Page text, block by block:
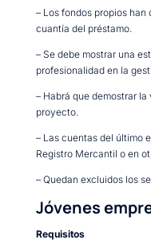
– Los fondos propios han
cuantía del préstamo.
– Se debe mostrar una
profesionalidad en la
– Habrá que demostrar
proyecto.
– Las cuentas del último
Registro Mercantil o en
– Quedan excluidos los
Jóvenes
Requisitos